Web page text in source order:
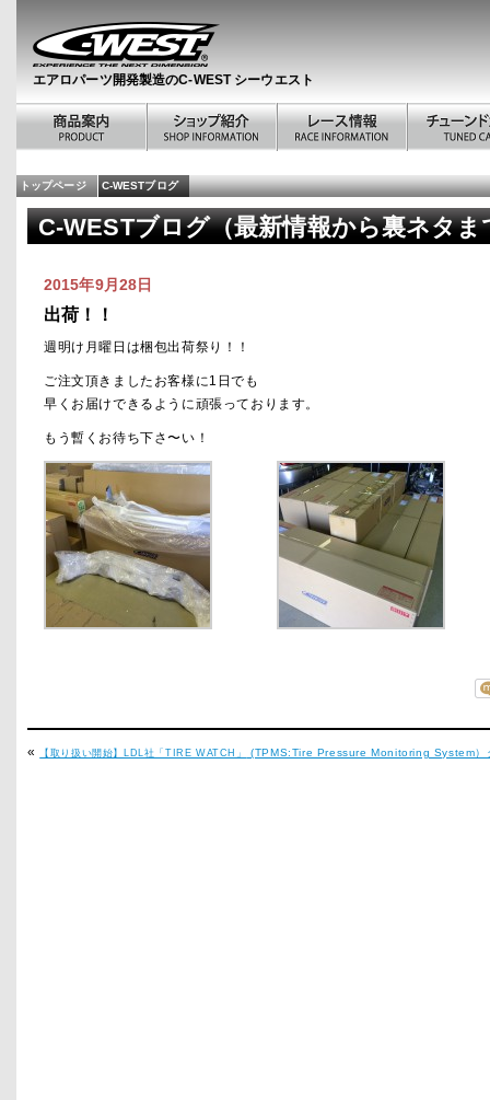
エアロパーツ開発製造のC-WEST シーウエスト
トップページ C-WESTブログ
C-WESTブログ（最新情報から裏ネタま
2015年9月28日
出荷！！
週明け月曜日は梱包出荷祭り！！
ご注文頂きましたお客様に1日でも
早くお届けできるように頑張っております。
もう暫くお待ち下さ〜い！
« 【取り扱い開始】LDL社「TIRE WATCH」 (TPMS:Tire Pressure Monitoring System）